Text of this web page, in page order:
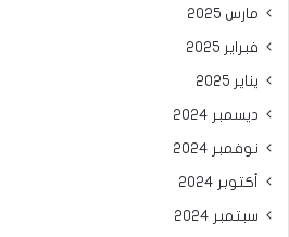
مارس 2025
فبراير 2025
يناير 2025
ديسمبر 2024
نوفمبر 2024
أكتوبر 2024
سبتمبر 2024